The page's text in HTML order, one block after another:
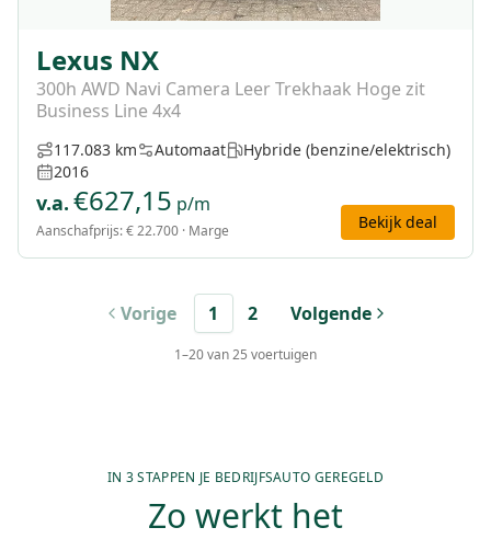
Lexus NX
300h AWD Navi Camera Leer Trekhaak Hoge zit
Business Line 4x4
117.083 km
2016
Automaat Hybride (benzine/elektrisch)
v.a. €627,15 p/m
Aanschafprijs:€ 22.700 · Marge Bekijk deal
Vorige 1 2 Volgende
1–20van25 voertuigen
IN 3 STAPPEN JE BEDRIJFSAUTO GEREGELD
Zo werkt het